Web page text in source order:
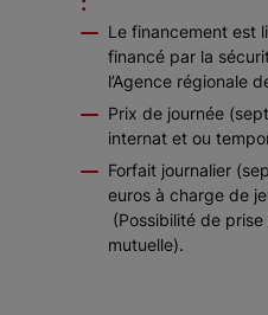
Le financement est
financé par la
l’Agence régionale
Prix de journée
internat et ou
Forfait journalier
euros à charge de
(Possibilité de
mutuelle).